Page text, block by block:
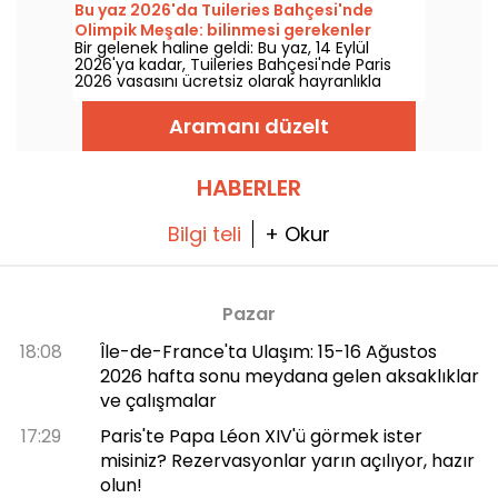
Bu yaz 2026'da Tuileries Bahçesi'nde
Olimpik Meşale: bilinmesi gerekenler
Bir gelenek haline geldi: Bu yaz, 14 Eylül
2026'ya kadar, Tuileries Bahçesi'nde Paris
2026 vasasını ücretsiz olarak hayranlıkla
izleyin.
Aramanı düzelt
HABERLER
Bilgi teli + Okur
Pazar
18:08
Île-de-France'ta Ulaşım: 15-16 Ağustos
2026 hafta sonu meydana gelen aksaklıklar
ve çalışmalar
17:29
Paris'te Papa Léon XIV'ü görmek ister
misiniz? Rezervasyonlar yarın açılıyor, hazır
olun!